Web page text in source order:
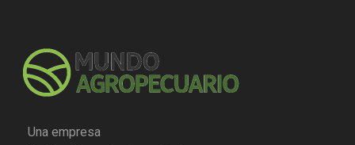
Una empresa